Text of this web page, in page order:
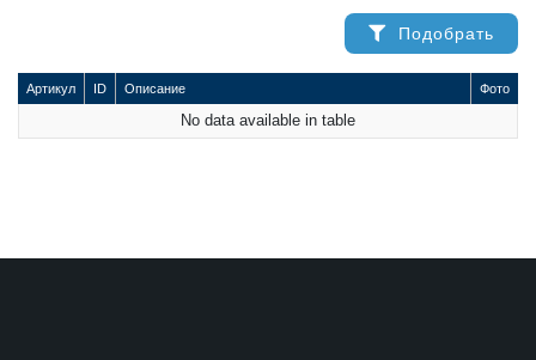
Подобрать
Артикул ID Описание Фото
No data available in table